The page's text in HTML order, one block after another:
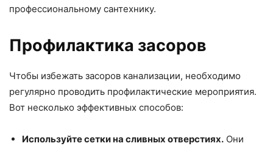
профессиональному сантехнику.
Профилактика засоров
Чтобы избежать засоров канализации, необходимо
регулярно проводить профилактические мероприятия.
Вот несколько эффективных способов:
Используйте сетки на сливных отверстиях. Они